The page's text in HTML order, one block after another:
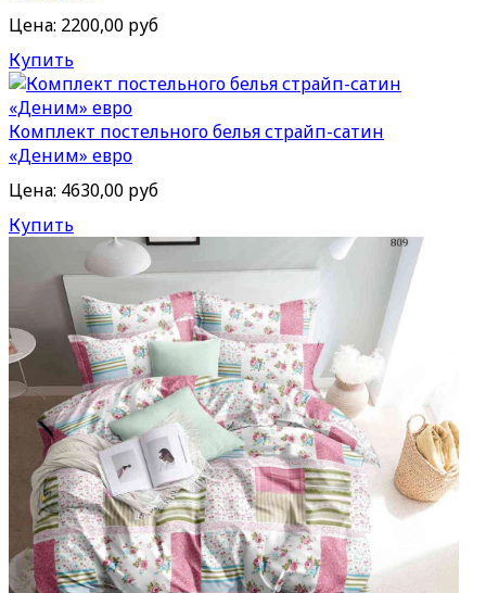
Цена: 2200,00 руб
Купить
Комплект постельного белья страйп-сатин
«Деним» евро
Цена: 4630,00 руб
Купить